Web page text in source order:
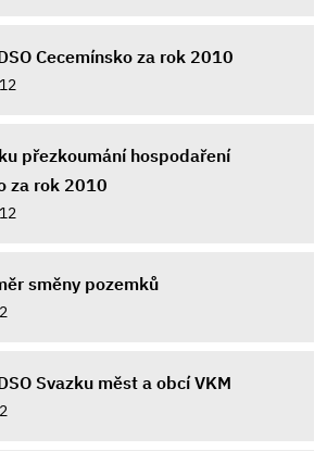
Cecemínsko za rok 2010
přezkoumání hospodaření
za rok 2010
směny pozemků
Svazku měst a obcí VKM